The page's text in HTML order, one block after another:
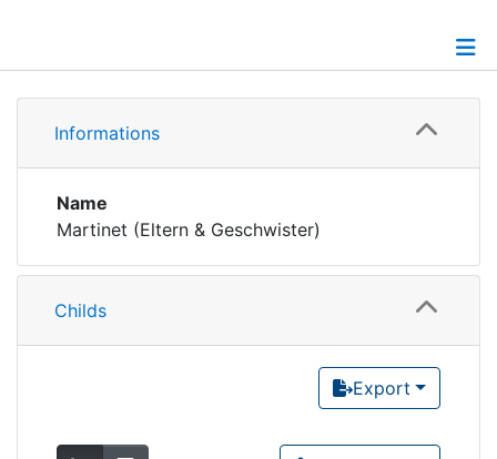
Informations
Informations
Name
Martinet (Eltern & Geschwister)
Childs
Export